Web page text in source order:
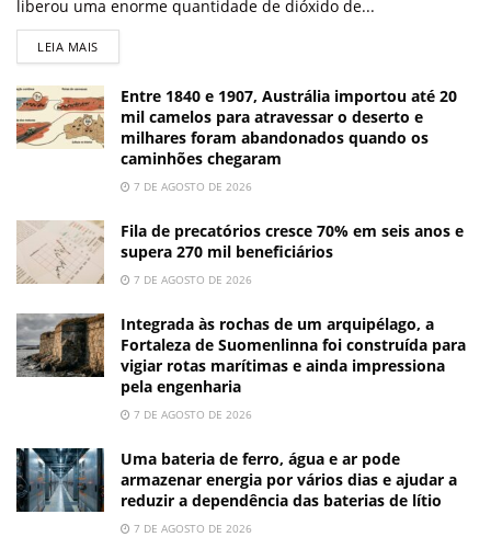
liberou uma enorme quantidade de dióxido de...
LEIA MAIS
Entre 1840 e 1907, Austrália importou até 20
mil camelos para atravessar o deserto e
milhares foram abandonados quando os
caminhões chegaram
7 DE AGOSTO DE 2026
Fila de precatórios cresce 70% em seis anos e
supera 270 mil beneficiários
7 DE AGOSTO DE 2026
Integrada às rochas de um arquipélago, a
Fortaleza de Suomenlinna foi construída para
vigiar rotas marítimas e ainda impressiona
pela engenharia
7 DE AGOSTO DE 2026
Uma bateria de ferro, água e ar pode
armazenar energia por vários dias e ajudar a
reduzir a dependência das baterias de lítio
7 DE AGOSTO DE 2026